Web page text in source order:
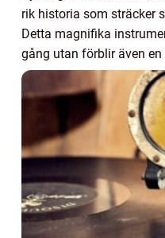
rik historia som sträcker
Detta magnifika
gång utan förblir även